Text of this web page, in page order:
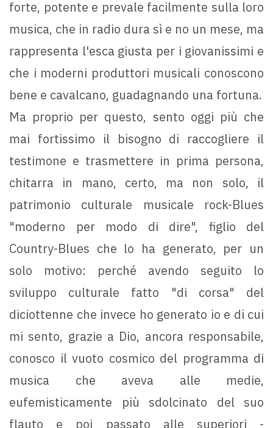
forte, potente e prevale facilmente sulla loro
musica, che in radio dura sì e no un mese, ma
rappresenta l'esca giusta per i giovanissimi e
che i moderni produttori musicali conoscono
bene e cavalcano, guadagnando una fortuna.
Ma proprio per questo, sento oggi più che
mai fortissimo il bisogno di raccogliere il
testimone e trasmettere in prima persona,
chitarra in mano, certo, ma non solo, il
patrimonio culturale musicale rock-Blues
"moderno per modo di dire", figlio del
Country-Blues che lo ha generato, per un
solo motivo: perché avendo seguito lo
sviluppo culturale fatto "di corsa" del
diciottenne che invece ho generato io e di cui
mi sento, grazie a Dio, ancora responsabile,
conosco il vuoto cosmico del programma di
musica che aveva alle medie,
eufemisticamente più sdolcinato del suo
flauto e poi passato alle superiori -